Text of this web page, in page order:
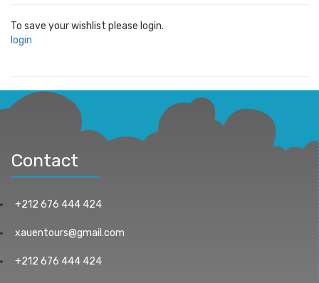
To save your wishlist please login.
login
Contact
+212 676 444 424
xauentours@gmail.com
+212 676 444 424